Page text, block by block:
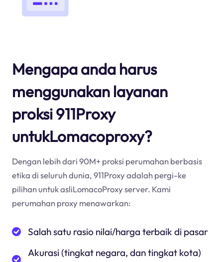
Mengapa anda harus
menggunakan layanan
proksi 911Proxy
untukLomacoproxy?
Dengan lebih dari 90M+ proksi perumahan berbasis
etika di seluruh dunia, 911Proxy adalah pergi-ke
pilihan untuk asliLomacoProxy server. Kami
perumahan proxy menawarkan:
Salah satu rasio nilai/harga terbaik di pasar
Akurasi (tingkat negara, dan tingkat kota)